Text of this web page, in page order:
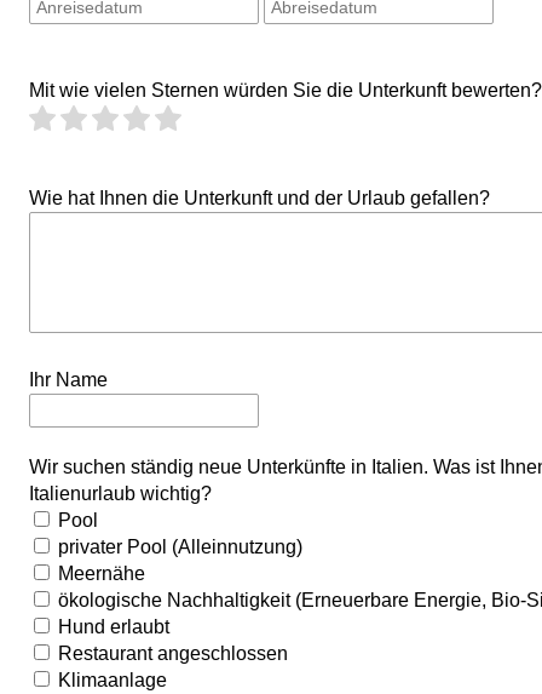
Mit wie vielen Sternen würden Sie die Unterkunft bewerten?
Wie hat Ihnen die Unterkunft und der Urlaub gefallen?
Ihr Name
Wir suchen ständig neue Unterkünfte in Italien. Was ist
Italienurlaub wichtig?
Pool
privater Pool (Alleinnutzung)
Meernähe
ökologische Nachhaltigkeit (Erneuerbare Energie, Bio-
Hund erlaubt
Restaurant angeschlossen
Klimaanlage